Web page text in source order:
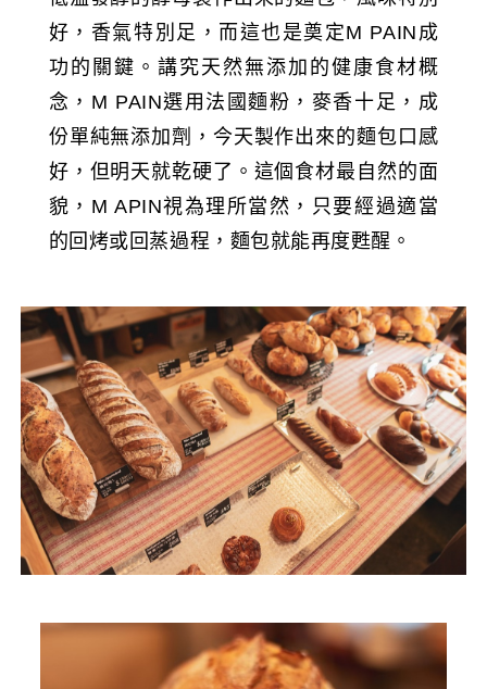
好，香氣特別足，而這也是奠定M PAIN成
功的關鍵。講究天然無添加的健康食材概
念，M PAIN選用法國麵粉，麥香十足，成
份單純無添加劑，今天製作出來的麵包口感
好，但明天就乾硬了。這個食材最自然的面
貌，M APIN視為理所當然，只要經過適當
的回烤或回蒸過程，麵包就能再度甦醒。